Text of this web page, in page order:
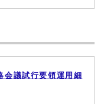
会議試行要領運用細